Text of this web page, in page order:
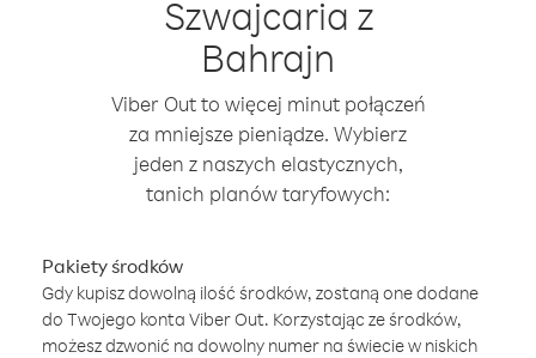
Szwajcaria z
Bahrajn
Viber Out to więcej minut połączeń
za mniejsze pieniądze. Wybierz
jeden z naszych elastycznych,
tanich planów taryfowych:
Pakiety środków
Gdy kupisz dowolną ilość środków, zostaną one dodane
do Twojego konta Viber Out. Korzystając ze środków,
możesz dzwonić na dowolny numer na świecie w niskich